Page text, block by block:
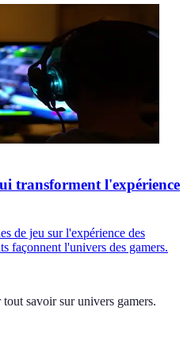
transforment l'expérience
de jeu sur l'expérience des
façonnent l'univers des gamers.
savoir sur univers gamers.